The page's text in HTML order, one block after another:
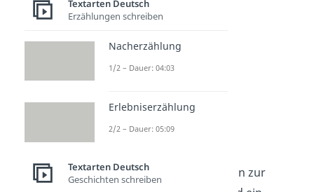
(ausklappen)
Textarten Deutsch
Erzählungen schreiben
Nacherzählung
1/2 – Dauer: 04:03
Erlebniserzählung
2/2 – Dauer: 05:09
Textarten Deutsch
Geschichten schreiben